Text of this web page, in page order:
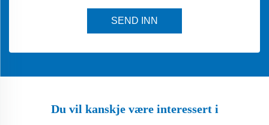
SEND INN
Du vil kanskje være interessert i